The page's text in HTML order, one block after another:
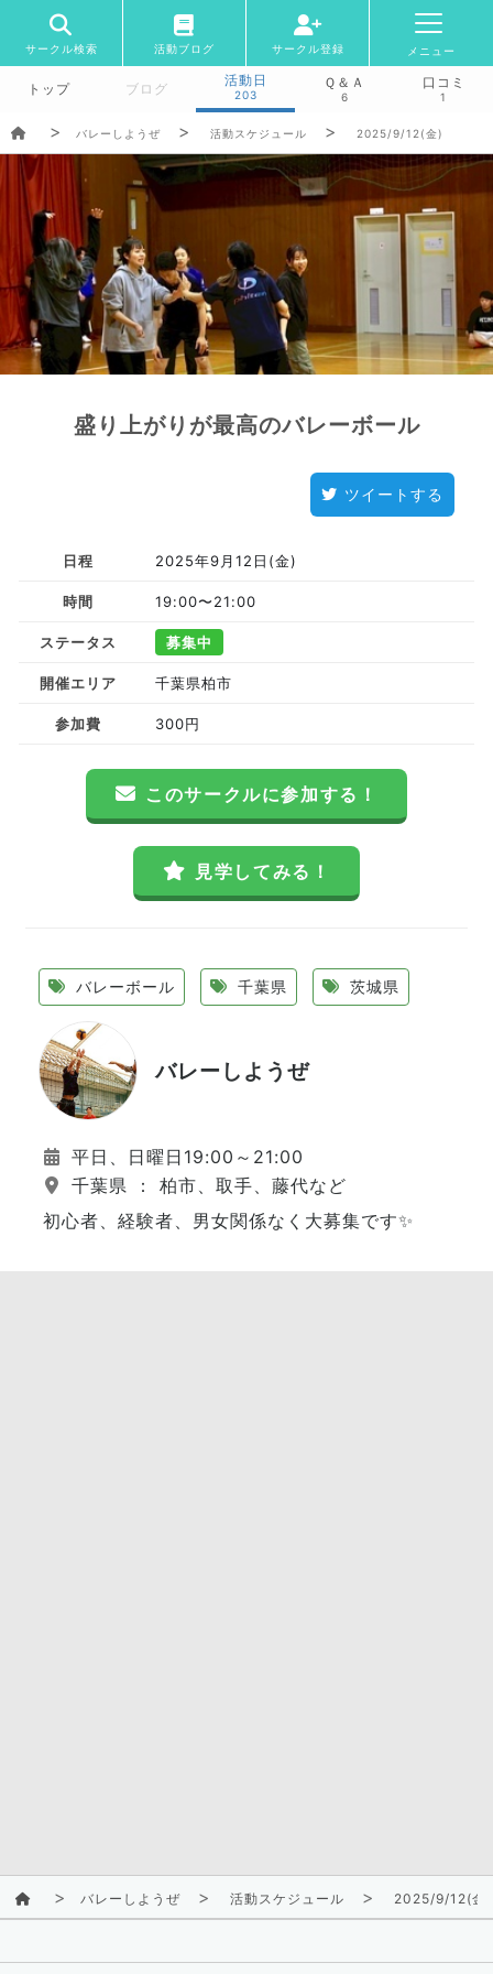
サークル検索 活動ブログ サークル登録 メニュー
トップ ブログ
活動日
203
Ｑ＆Ａ
6
口コミ
1
バレーしようぜ 活動スケジュール 2025/9/12(金)
盛り上がりが最高のバレーボール
ツイートする
日程 2025年9月12日(金)
時間 19:00〜21:00
ステータス 募集中
開催エリア 千葉県柏市
参加費 300円
このサークルに参加する！
見学してみる！
バレーボール 千葉県 茨城県
バレーしようぜ
平日、日曜日19:00～21:00
千葉県 ： 柏市、取手、藤代など
初心者、経験者、男女関係なく大募集です✨
バレーしようぜ 活動スケジュール 2025/9/12(金)